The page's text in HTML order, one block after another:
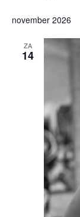
november 2026
ZA
14